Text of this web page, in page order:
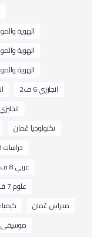
الهوية
الهوية
الهوية
انجليزي 6 ف2
انجليزي 9 ف2
تكنولوجيا عُمان
دراسات 9 ف2
عربي 8 ف2
علوم 7 ف2
كيمياء
مدراس عُمان
موسيقى 10 ف2